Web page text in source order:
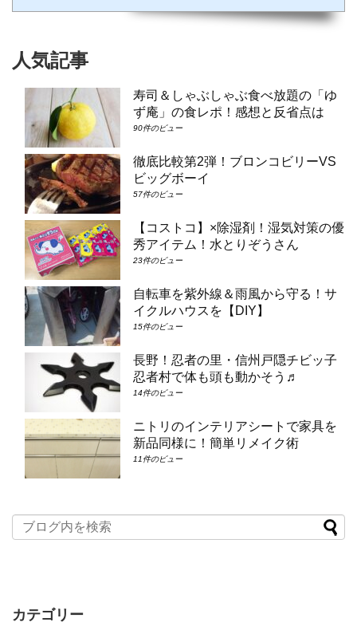
ュ・スーペリアルーム（パークビュー）（7-8階）④コンシェルジュ・デラックスルー
人気記事
寿司＆しゃぶしゃぶ食べ放題の「ゆ
ず庵」の食レポ！感想と反省点は
90件のビュー
徹底比較第2弾！ブロンコビリーVS
ビッグボーイ
57件のビュー
【コストコ】×除湿剤！湿気対策の優
秀アイテム！水とりぞうさん
23件のビュー
自転車を紫外線＆雨風から守る！サ
イクルハウスを【DIY】
15件のビュー
長野！忍者の里・信州戸隠チビッ子
忍者村で体も頭も動かそう♬
14件のビュー
ニトリのインテリアシートで家具を
新品同様に！簡単リメイク術
11件のビュー
カテゴリー